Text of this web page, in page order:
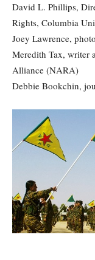
David L. Phillips,
Rights, Columbia
Joey Lawrence,
Meredith Tax, writer
Alliance (NARA)
Debbie Bookchin,